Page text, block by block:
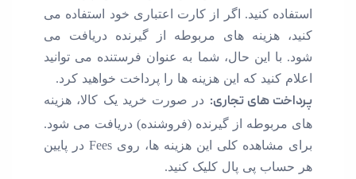
کنید. اگر از کارت اعتباری خود استفاده می
هزینه های مربوطه از گیرنده دریافت می
این حال، شما به عنوان فرستنده می توانید
کنید که این هزینه ها را پرداخت خواهید کرد.
های تجاری:در صورت خرید یک کالا، هزینه
از گیرنده (فروشنده) دریافت می شود.
برای مشاهده کلی این هزینه ها، روی Fees در پایین
پی پال کلیک کنید.